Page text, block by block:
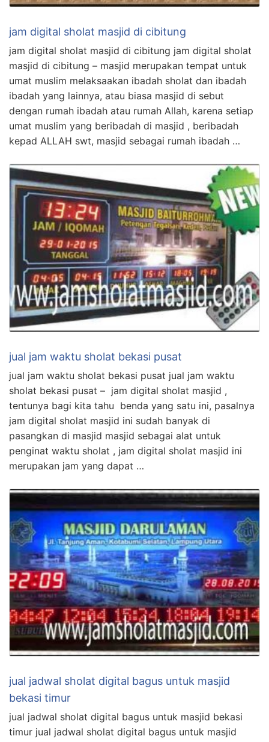
jam digital sholat masjid di cibitung
jam digital sholat masjid di cibitung jam digital sholat
masjid di cibitung – masjid merupakan tempat untuk
umat muslim melaksaakan ibadah sholat dan ibadah
ibadah yang lainnya, atau biasa masjid di sebut
dengan rumah ibadah atau rumah Allah, karena setiap
umat muslim yang beribadah di masjid , beribadah
kepad ALLAH swt, masjid sebagai rumah ibadah …
jual jam waktu sholat bekasi pusat
jual jam waktu sholat bekasi pusat jual jam waktu
sholat bekasi pusat – jam digital sholat masjid ,
tentunya bagi kita tahu benda yang satu ini, pasalnya
jam digital sholat masjid ini sudah banyak di
pasangkan di masjid masjid sebagai alat untuk
penginat waktu sholat , jam digital sholat masjid ini
merupakan jam yang dapat …
jual jadwal sholat digital bagus untuk masjid
bekasi timur
jual jadwal sholat digital bagus untuk masjid bekasi
timur jual jadwal sholat digital bagus untuk masjid